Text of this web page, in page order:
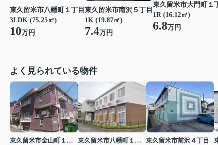
東久留米市八幡町１丁目
3LDK (75.25㎡)
10万円
東久留米市南沢５丁目
1K (19.87㎡)
7.4万円
東久留米市大門町１
1R (16.12㎡)
6.8万円
よく見られている物件
東久留米市金山町１丁目
東久留米市八幡町１丁目
東久留米市前沢４丁目